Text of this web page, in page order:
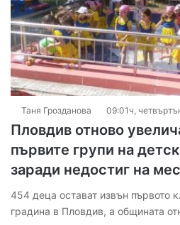
Таня Грозданова 09:01ч,
Пловдив отново
първите групи на
заради недостиг на
454 деца остават извън първото
градина в Пловдив, а общината